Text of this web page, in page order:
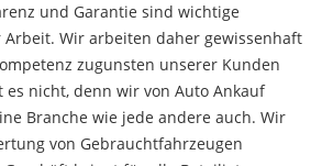
und Garantie sind wichtige
Wir arbeiten daher gewissenhaft
zugunsten unserer Kunden
es nicht, denn wir von Auto Ankauf
Branche wie jede andere auch. Wir
von Gebrauchtfahrzeugen